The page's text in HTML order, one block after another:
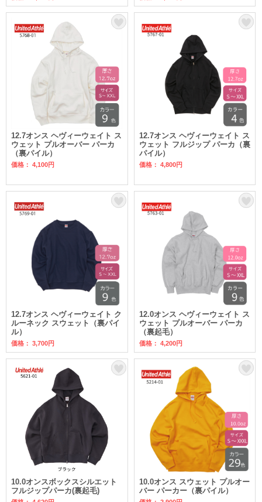
12.7オンス ヘヴィーウェイト ス
ウェット プルオーバー パーカ
（裏パイル）
価格： 4,100円
12.7オンス ヘヴィーウェイト ス
ウェット フルジップ パーカ（裏
パイル）
価格： 4,800円
12.7オンス ヘヴィーウェイト ク
ルーネック スウェット（裏パイ
ル）
価格： 3,700円
12.0オンス ヘヴィーウェイト ス
ウェット プルオーバー パーカ
（裏起毛）
価格： 4,200円
10.0オンスボックスシルエット
フルジップパーカ(裏起毛)
10.0オンス スウェット プルオー
バー パーカー（裏パイル）